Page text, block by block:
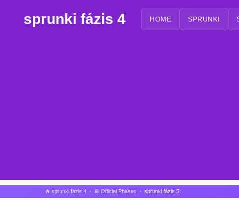
sprunki fázis 4 HOME SPRUNKI
sprunki fázis 4 Official Phases sprunki fázis 5